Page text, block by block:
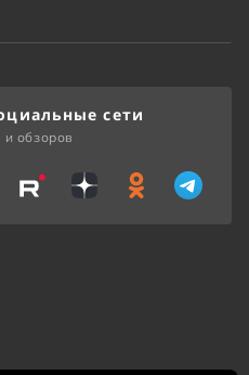
сети
обзоров